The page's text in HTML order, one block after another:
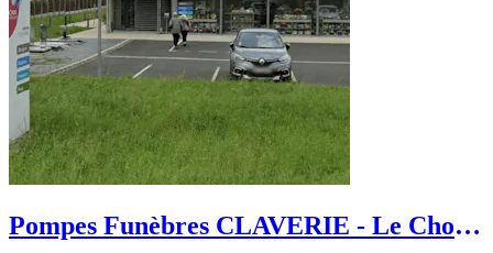
Pompes Funèbres CLAVERIE - Le Choix